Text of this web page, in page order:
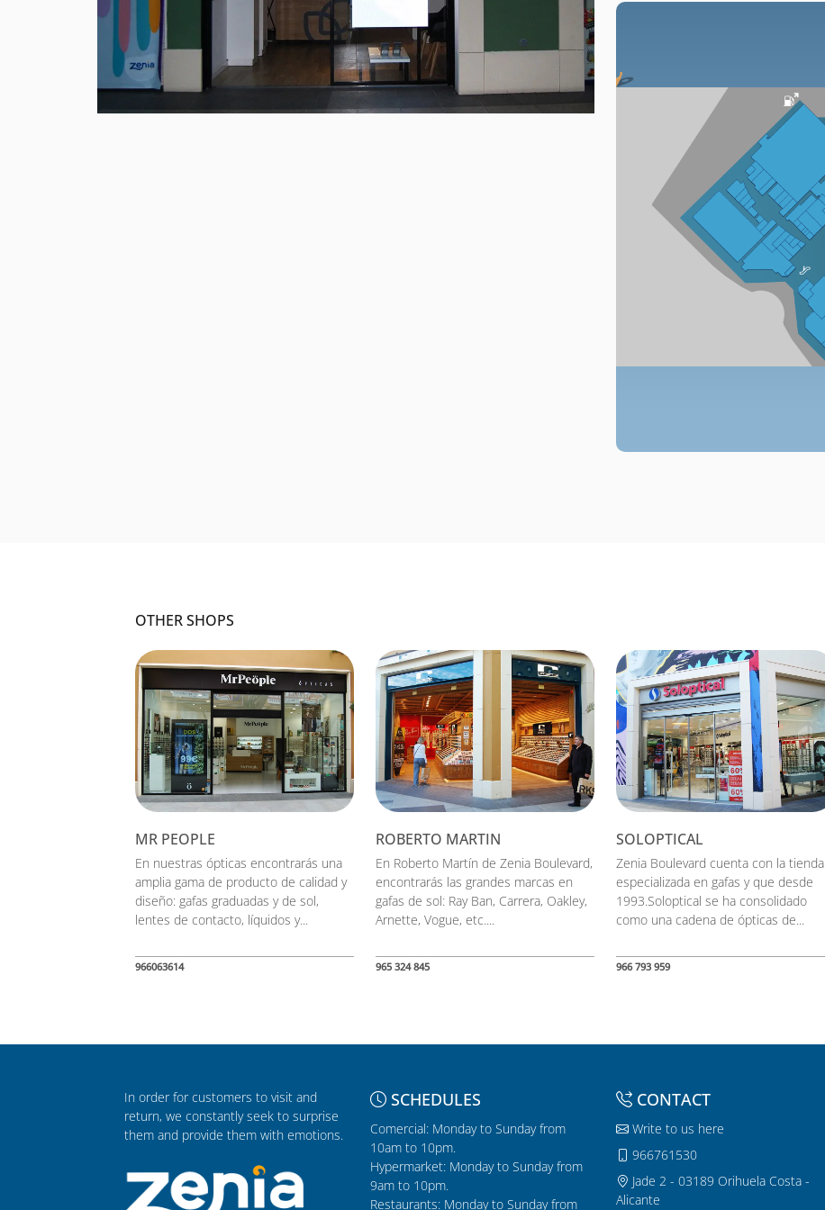
OTHER SHOPS
MR PEOPLE
En nuestras ópticas encontrarás una
amplia gama de producto de calidad y
diseño: gafas graduadas y de sol,
lentes de contacto, líquidos y...
966063614
ROBERTO MARTIN
En Roberto Martín de Zenia Boulevard,
encontrarás las grandes marcas en
gafas de sol: Ray Ban, Carrera, Oakley,
Arnette, Vogue, etc....
965 324 845
SOLOPTICAL
Zenia Boulevard cuenta con la tienda
especializada en gafas y que desde
1993.Soloptical se ha consolidado
como una cadena de ópticas de...
966 793 959
In order for customers to visit and
return, we constantly seek to surprise
them and provide them with emotions.
SCHEDULES
Comercial: Monday to Sunday from
10am to 10pm.
Hypermarket: Monday to Sunday from
9am to 10pm.
Restaurants: Monday to Sunday from
CONTACT
Write to us here
966761530
Jade 2 - 03189 Orihuela Costa -
Alicante